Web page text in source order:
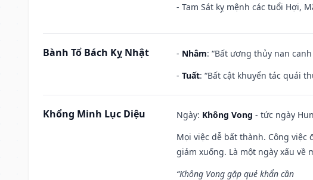
- Tam Sát kỵ mệnh các tuổi Hợi,
Bành Tổ Bách Kỵ Nhật - Nhâm: “Bất ương thủy nan
- Tuất: “Bất cật khuyển tác quái
Khổng Minh Lục Diệu Ngày: Không Vong - tức ngày
Mọi việc dễ bất thành. Công
giảm xuống. Là một ngày xấu về
“Không Vong gặp quẻ khẩn cần